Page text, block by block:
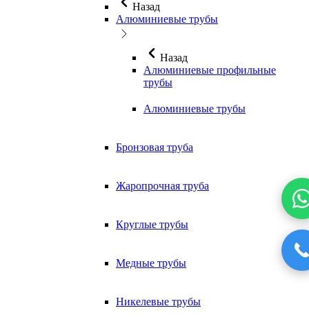
Назад
Алюминиевые трубы
Назад
Алюминиевые профильные
трубы
Алюминиевые трубы
Бронзовая труба
Жаропрочная труба
Круглые трубы
Медные трубы
Никелевые трубы